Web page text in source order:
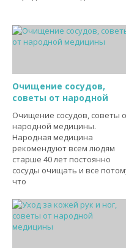
Очищение сосудов,
советы от народной
Очищение сосудов, советы
народной медицины.
Народная медицина
рекомендуют всем людям
старше 40 лет постоянно
сосуды очищать и все
что